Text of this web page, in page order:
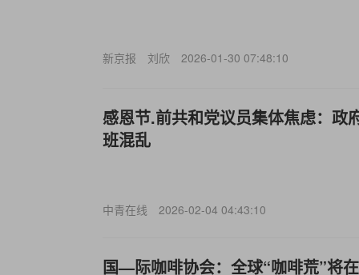
新京报 刘欣 2026-01-30 07:48:10
感恩节.前共和党议员集体焦虑：政
班混乱
中青在线 2026-02-04 04:43:10
国—际咖啡协会：全球“咖啡荒”将